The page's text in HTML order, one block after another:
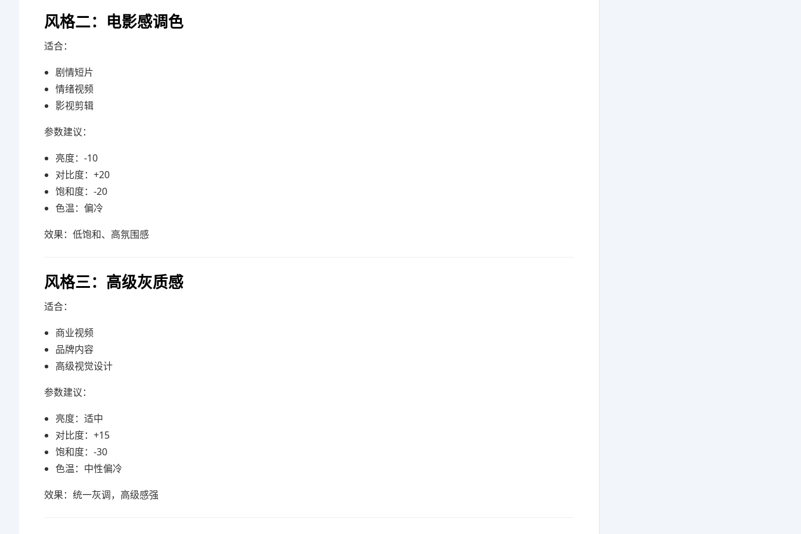
风格二：电影感调色
适合：
剧情短片
情绪视频
影视剪辑
参数建议：
亮度：-10
对比度：+20
饱和度：-20
色温：偏冷
效果：低饱和、高氛围感
风格三：高级灰质感
适合：
商业视频
品牌内容
高级视觉设计
参数建议：
亮度：适中
对比度：+15
饱和度：-30
色温：中性偏冷
效果：统一灰调，高级感强